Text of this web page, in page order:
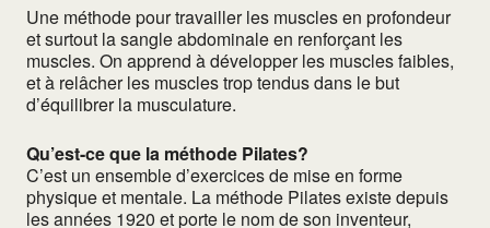
Une méthode pour travailler les muscles en profondeur
et surtout la sangle abdominale en renforçant les
muscles. On apprend à développer les muscles faibles,
et à relâcher les muscles trop tendus dans le but
d’équilibrer la musculature.
Qu’est-ce que la méthode Pilates?
C’est un ensemble d’exercices de mise en forme
physique et mentale. La méthode Pilates existe depuis
les années 1920 et porte le nom de son inventeur,